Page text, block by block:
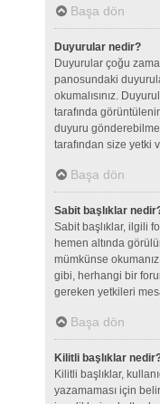
Başa dön
Duyurular nedir?
Duyurular çoğu
panosundaki
okumalısınız.
tarafında
duyuru
tarafından size yetki
Başa dön
Sabit başlıklar
Sabit başlıklar, ilgili
hemen altında
mümkünse
gibi, herhangi bir
gereken yetkileri
Başa dön
Kilitli başlıklar
Kilitli başlıklar,
yazamaması için